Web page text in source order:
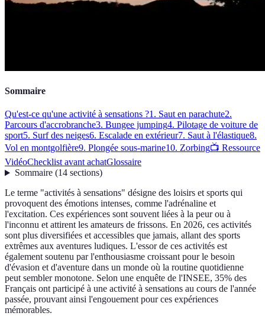
Sommaire
Qu'est-ce qu'une activité à sensations ?1. Saut en parachute2.
Parcours d'accrobranche3. Bungee jumping4. Pilotage de voiture de
sport5. Surf des neiges6. Escalade en extérieur7. Saut à l'élastique8.
Vol en montgolfière9. Plongée sous-marine10. Zorbing📺 Ressource
VidéoChecklist avant achatGlossaire
Sommaire(14 sections)
Le terme "activités à sensations" désigne des loisirs et sports qui
provoquent des émotions intenses, comme l'adrénaline et
l'excitation. Ces expériences sont souvent liées à la peur ou à
l'inconnu et attirent les amateurs de frissons. En 2026, ces activités
sont plus diversifiées et accessibles que jamais, allant des sports
extrêmes aux aventures ludiques. L'essor de ces activités est
également soutenu par l'enthousiasme croissant pour le besoin
d'évasion et d'aventure dans un monde où la routine quotidienne
peut sembler monotone. Selon une enquête de l'INSEE, 35% des
Français ont participé à une activité à sensations au cours de l'année
passée, prouvant ainsi l'engouement pour ces expériences
mémorables.